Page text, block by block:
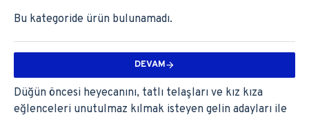
Düğün öncesi heyecanını, tatlı telaşları ve kız kıza
eğlenceleri unutulmaz kılmak isteyen gelin adayları ile
Bu kategoride ürün bulunamadı.
DEVAM